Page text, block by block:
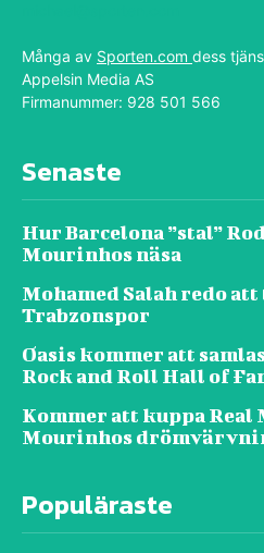
Många av Sporten.com dess
Appelsin Media AS
Firmanummer: 928 501 566
Senaste
Hur Barcelona ”stal”
Mourinhos näsa
Mohamed Salah redo
Trabzonspor
Oasis kommer att
Rock and Roll Hall of
Kommer att kuppa Real
Mourinhos
Populäraste